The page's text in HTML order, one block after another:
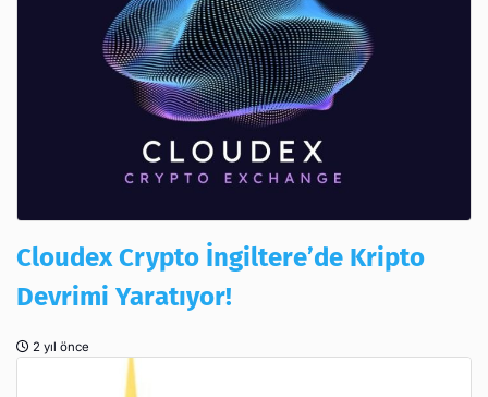
Cloudex Crypto İngiltere’de Kripto
Devrimi Yaratıyor!
2 yıl önce